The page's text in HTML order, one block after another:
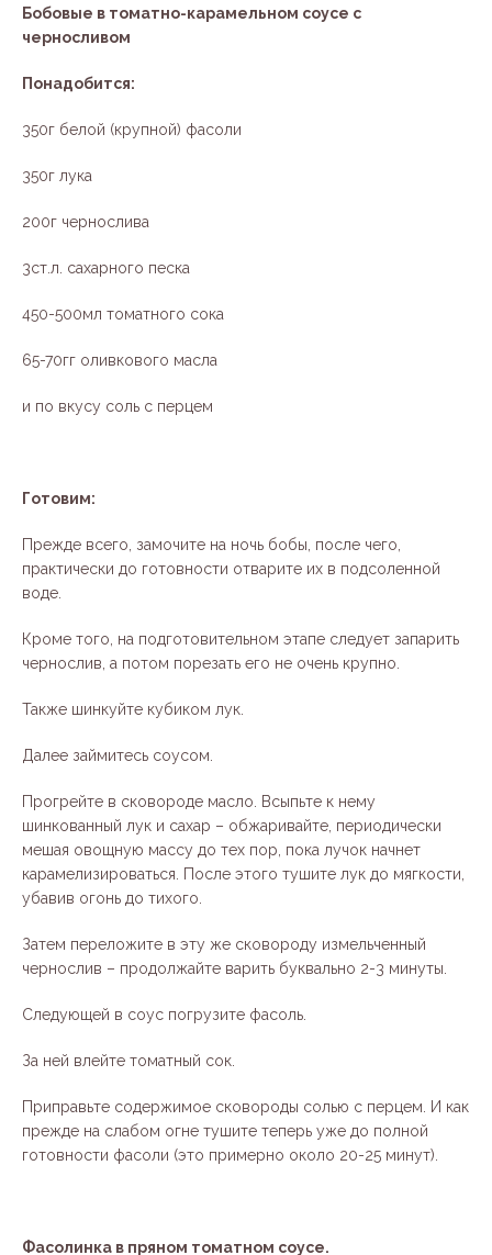
Бобовые в томатно-карамельном соусе с
черносливом
Понадобится:
350г белой (крупной) фасоли
350г лука
200г чернослива
3ст.л. сахарного песка
450-500мл томатного сока
65-70гг оливкового масла
и по вкусу соль с перцем
Готовим:
Прежде всего, замочите на ночь бобы, после чего,
практически до готовности отварите их в подсоленной
воде.
Кроме того, на подготовительном этапе следует запарить
чернослив, а потом порезать его не очень крупно.
Также шинкуйте кубиком лук.
Далее займитесь соусом.
Прогрейте в сковороде масло. Всыпьте к нему
шинкованный лук и сахар – обжаривайте, периодически
мешая овощную массу до тех пор, пока лучок начнет
карамелизироваться. После этого тушите лук до мягкости,
убавив огонь до тихого.
Затем переложите в эту же сковороду измельченный
чернослив – продолжайте варить буквально 2-3 минуты.
Следующей в соус погрузите фасоль.
За ней влейте томатный сок.
Приправьте содержимое сковороды солью с перцем. И как
прежде на слабом огне тушите теперь уже до полной
готовности фасоли (это примерно около 20-25 минут).
Фасолинка в пряном томатном соусе.